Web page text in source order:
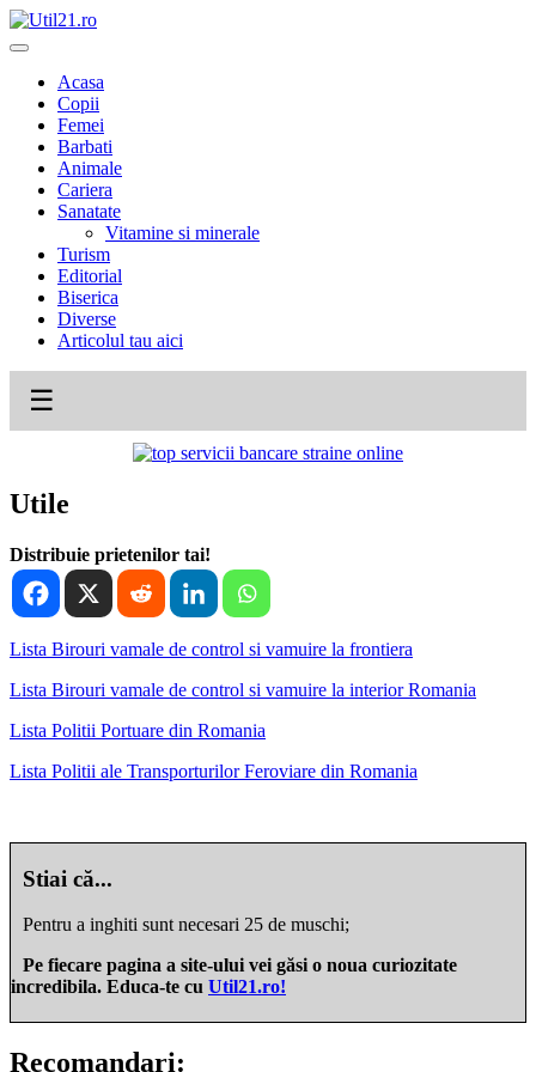
Skip
to
Acasa
Copii
Femei
Barbati
Animale
Cariera
Sanatate
Vitamine si minerale
Turism
Editorial
Biserica
Diverse
Articolul tau aici
☰
Utile
Distribuie prietenilor tai!
Lista Birouri vamale de control si vamuire la frontiera
Lista Birouri vamale de control si vamuire la interior Romania
Lista Politii Portuare din Romania
Lista Politii ale Transporturilor Feroviare din Romania
Stiai că...
Pentru a inghiti sunt necesari 25 de muschi;
Pe fiecare pagina a site-ului vei găsi o noua curiozitate
incredibila. Educa-te cu Util21.ro!
Recomandari: